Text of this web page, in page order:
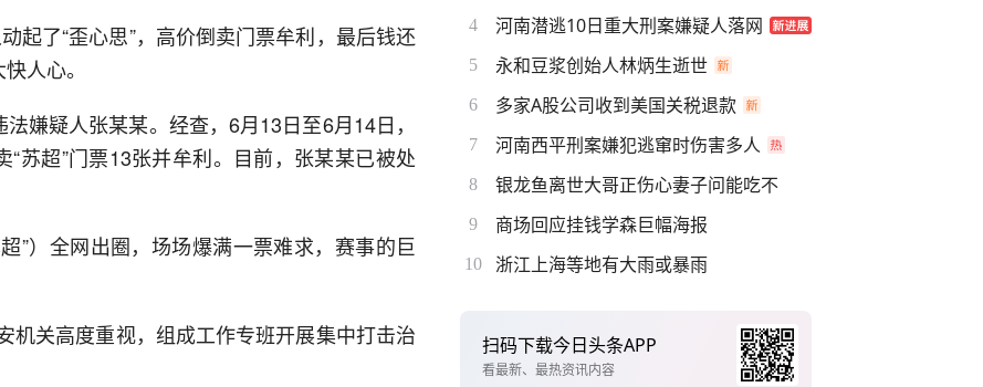
起了“歪心思”，高价倒卖门票牟利，最后钱还
人心。
嫌疑人张某某。经查，6月13日至6月14日，
苏超”门票13张并牟利。目前，张某某已被处
”）全网出圈，场场爆满一票难求，赛事的巨
机关高度重视，组成工作专班开展集中打击治
4 河南潜逃10日重大刑案嫌疑人落网
5 永和豆浆创始人林炳生逝世
6 多家A股公司收到美国关税退款
7 河南西平刑案嫌犯逃窜时伤害多人
8 银龙鱼离世大哥正伤心妻子问能吃不
9 商场回应挂钱学森巨幅海报
10 浙江上海等地有大雨或暴雨
扫码下载今日头条APP
看最新、最热资讯内容